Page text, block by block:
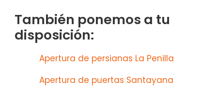
También ponemos a tu
disposición:
Apertura de persianas La Penilla
Apertura de puertas Santayana